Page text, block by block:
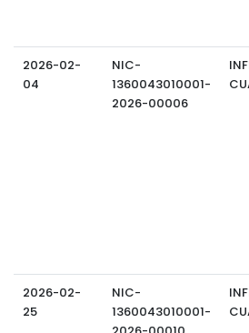
2026-02-
04
NIC-
1360043010001-
2026-00006
2026-02-
25
NIC-
1360043010001-